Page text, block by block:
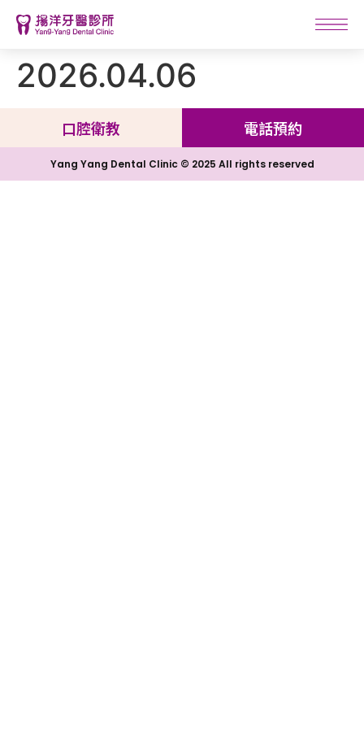
2026.04.06
口腔衛教 電話預約
Yang Yang Dental Clinic © 2025 All rights reserved